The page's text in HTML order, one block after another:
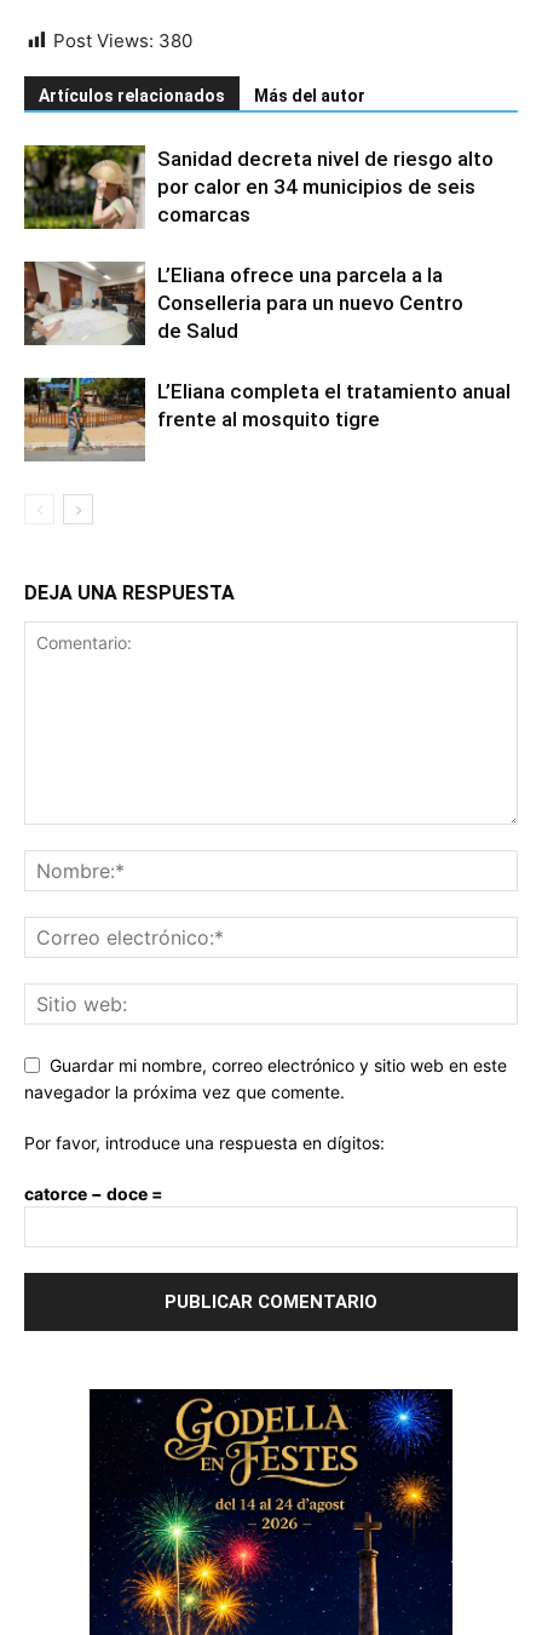
Post Views: 380
Artículos relacionados Más del autor
Sanidad decreta nivel de riesgo alto
por calor en 34 municipios de seis
comarcas
L’Eliana ofrece una parcela a la
Conselleria para un nuevo Centro
de Salud
L’Eliana completa el tratamiento anual
frente al mosquito tigre
DEJA UNA RESPUESTA
Guardar mi nombre, correo electrónico y sitio web en este
navegador la próxima vez que comente.
Por favor, introduce una respuesta en dígitos:
catorce − doce =